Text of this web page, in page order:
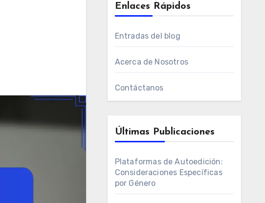
Enlaces Rápidos
Entradas del blog
Acerca de Nosotros
Contáctanos
Últimas Publicaciones
Plataformas de Autoedición:
Consideraciones Específicas
por Género